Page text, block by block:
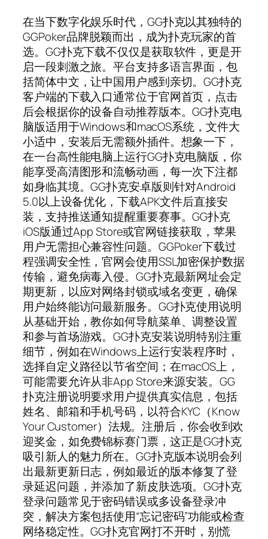
在当下数字化娱乐时代，GG扑克以其独特的
GGPoker品牌脱颖而出，成为扑克玩家的首
选。GG扑克下载不仅仅是获取软件，更是开
启一段刺激之旅。平台支持多语言界面，包
括简体中文，让中国用户感到亲切。GG扑克
客户端的下载入口通常位于官网首页，点击
后会根据你的设备自动推荐版本。GG扑克电
脑版适用于Windows和macOS系统，文件大
小适中，安装后无需额外插件。想象一下，
在一台高性能电脑上运行GG扑克电脑版，你
能享受高清图形和流畅动画，每一次下注都
如身临其境。GG扑克安卓版则针对Android
5.0以上设备优化，下载APK文件后直接安
装，支持推送通知提醒重要赛事。GG扑克
iOS版通过App Store或官网链接获取，苹果
用户无需担心兼容性问题。GGPoker下载过
程强调安全性，官网会使用SSL加密保护数据
传输，避免病毒入侵。GG扑克最新网址会定
期更新，以应对网络封锁或域名变更，确保
用户始终能访问最新服务。GG扑克使用说明
从基础开始，教你如何导航菜单、调整设置
和参与首场游戏。GG扑克安装说明特别注重
细节，例如在Windows上运行安装程序时，
选择自定义路径以节省空间；在macOS上，
可能需要允许从非App Store来源安装。GG
扑克注册说明要求用户提供真实信息，包括
姓名、邮箱和手机号码，以符合KYC（Know
Your Customer）法规。注册后，你会收到欢
迎奖金，如免费锦标赛门票，这正是GG扑克
吸引新人的魅力所在。GG扑克版本说明会列
出最新更新日志，例如最近的版本修复了登
录延迟问题，并添加了新皮肤选项。GG扑克
登录问题常见于密码错误或多设备登录冲
突，解决方案包括使用“忘记密码”功能或检查
网络稳定性。GG扑克官网打不开时，别慌